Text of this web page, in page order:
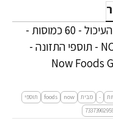
Gluten Digest תמיכה במערכת העיכול - 60 כמוסות -
מבית NOW FOODS - NOW-02959 - תוספי התזונה -
Now Foods
- מבית now
foods
תוספי